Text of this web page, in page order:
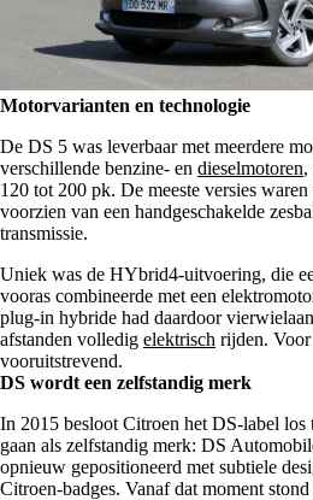
Motorvarianten en technologie
De DS 5 was leverbaar met meerdere
verschillende benzine- en dieselmotoren,
120 tot 200 pk. De meeste versies
voorzien van een handgeschakelde
transmissie.
Uniek was de HYbrid4-uitvoering, die
vooras combineerde met een
plug-in hybride had daardoor
afstanden volledig elektrisch rijden.
vooruitstrevend.
DS wordt een zelfstandig merk
In 2015 besloot Citroen het DS-label los
gaan als zelfstandig merk: DS
opnieuw gepositioneerd met subtiele
Citroen-badges. Vanaf dat moment